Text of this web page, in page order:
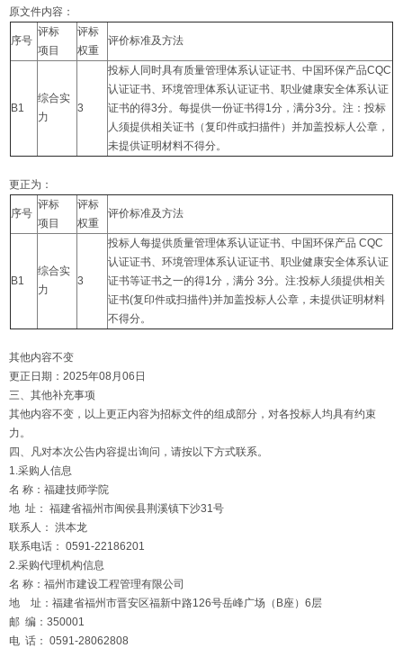
原文件内容：
序号
评标
项目
评标
权重
评价标准及方法
B1
综合实
力
3
投标人同时具有质量管理体系认证证书、中国环保产品CQC
认证证书、环境管理体系认证证书、职业健康安全体系认证
证书的得3分。每提供一份证书得1分，满分3分。注：投标
人须提供相关证书（复印件或扫描件）并加盖投标人公章，
未提供证明材料不得分。
更正为：
序号
评标
项目
评标
权重
评价标准及方法
B1
综合实
力
3
投标人每提供质量管理体系认证证书、中国环保产品 CQC
认证证书、环境管理体系认证证书、职业健康安全体系认证
证书等证书之一的得1分，满分 3分。注:投标人须提供相关
证书(复印件或扫描件)并加盖投标人公章，未提供证明材料
不得分。
其他内容不变
更正日期：2025年08月06日
三、其他补充事项
其他内容不变，以上更正内容为招标文件的组成部分，对各投标人均具有约束
力。
四、凡对本次公告内容提出询问，请按以下方式联系。
1.采购人信息
名 称：福建技师学院
地 址： 福建省福州市闽侯县荆溪镇下沙31号
联系人： 洪本龙
联系电话： 0591-22186201
2.采购代理机构信息
名 称：福州市建设工程管理有限公司
地 址：福建省福州市晋安区福新中路126号岳峰广场（B座）6层
邮 编：350001
电 话： 0591-28062808